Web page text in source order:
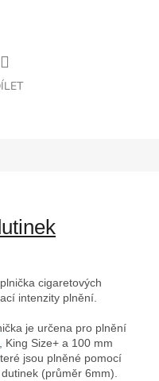
cigaretových
intenzity plnění.
je určena pro plnění
, King Size+ a 100 mm
jsou plněné pomocí
(průměr 6mm).